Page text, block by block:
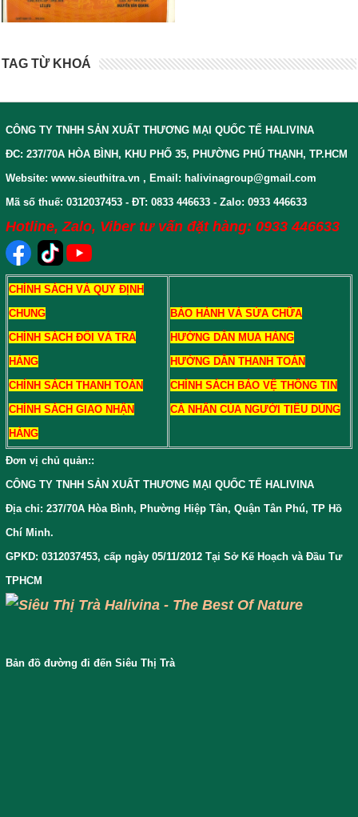
TAG TỪ KHOÁ
CÔNG TY TNHH SẢN XUẤT THƯƠNG MẠI QUỐC TẾ HALIVINA
ĐC: 237/70A HÒA BÌNH, KHU PHỐ 35, PHƯỜNG PHÚ THẠNH, TP.HCM
Website: www.sieuthitra.vn , Email: halivinagroup@gmail.com
Mã số thuế: 0312037453 - ĐT: 0833 446633 - Zalo: 0933 446633
Hotline, Zalo, Viber tư vấn đặt hàng: 0933 446633
CHÍNH SÁCH VÀ QUY ĐỊNH
CHUNG
CHÍNH SÁCH ĐỔI VÀ TRẢ
HÀNG
CHÍNH SÁCH THANH TOÁN
CHÍNH SÁCH GIAO NHẬN
HÀNG
BẢO HÀNH VÀ SỬA CHỮA
HƯỚNG DẪN MUA HÀNG
HƯỚNG DẪN THANH TOÁN
CHÍNH SÁCH BẢO VỆ THÔNG TIN
CÁ NHÂN CỦA NGƯỜI TIÊU DÙNG
Đơn vị chủ quản::
CÔNG TY TNHH SẢN XUẤT THƯƠNG MẠI QUỐC TẾ HALIVINA
Địa chỉ: 237/70A Hòa Bình, Phường Hiệp Tân, Quận Tân Phú, TP Hồ
Chí Minh.
GPKD: 0312037453, cấp ngày 05/11/2012 Tại Sở Kế Hoạch và Đầu Tư
TPHCM
Bản đồ đường đi đến Siêu Thị Trà